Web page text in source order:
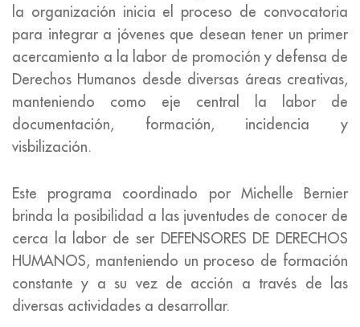
la organización inicia el proceso de convocatoria
para integrar a jóvenes que desean tener un primer
acercamiento a la labor de promoción y defensa de
Derechos Humanos desde diversas áreas creativas,
manteniendo como eje central la labor de
documentación, formación, incidencia y
visbilización.
Este programa coordinado por Michelle Bernier
brinda la posibilidad a las juventudes de conocer de
cerca la labor de ser DEFENSORES DE DERECHOS
HUMANOS, manteniendo un proceso de formación
constante y a su vez de acción a través de las
diversas actividades a desarrollar.